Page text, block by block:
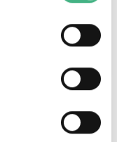
#volwassenen